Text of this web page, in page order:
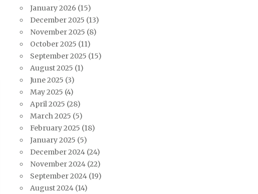
January 2026 (15)
December 2025 (13)
November 2025 (8)
October 2025 (11)
September 2025 (15)
August 2025 (1)
June 2025 (3)
May 2025 (4)
April 2025 (28)
March 2025 (5)
February 2025 (18)
January 2025 (5)
December 2024(24)
November 2024(22)
September 2024(19)
August 2024(14)